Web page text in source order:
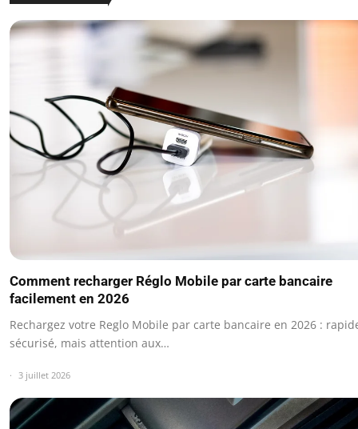
Comment recharger Réglo Mobile par carte bancaire
facilement en 2026
Rechargez votre Reglo Mobile par carte bancaire en 2026 :
sécurisé, mais attention aux…
3 juillet 2026